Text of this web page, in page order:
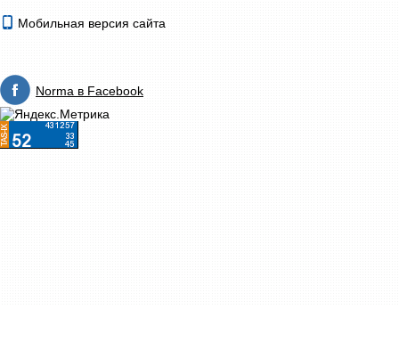
Мобильная версия сайта
Norma в Facebook